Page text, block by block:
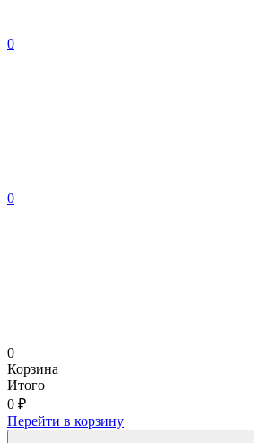
0
0
0
Корзина
Итого
0 ₽
Перейти в корзину